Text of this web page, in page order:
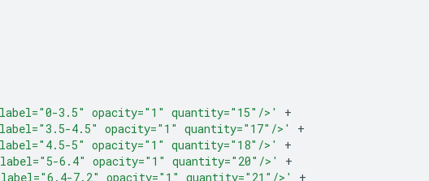
label="0-3.5" opacity="1" quantity="15"/>'
+
label="3.5-4.5" opacity="1" quantity="17"/>'
+
label="4.5-5" opacity="1" quantity="18"/>'
+
label="5-6.4" opacity="1" quantity="20"/>'
+
label="6.4-7.2" opacity="1" quantity="21"/>'
+